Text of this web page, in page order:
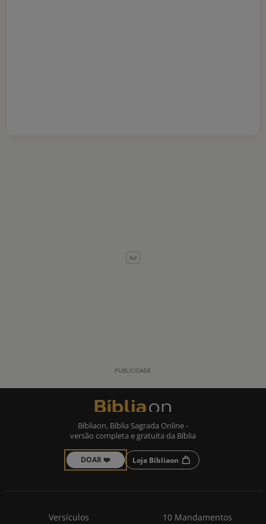
Bíbliaon, Bíblia Sagrada Online -
versão completa e gratuita da Bíblia
DOAR ❤️ Loja Bíbliaon
Versículos
10 Mandamentos